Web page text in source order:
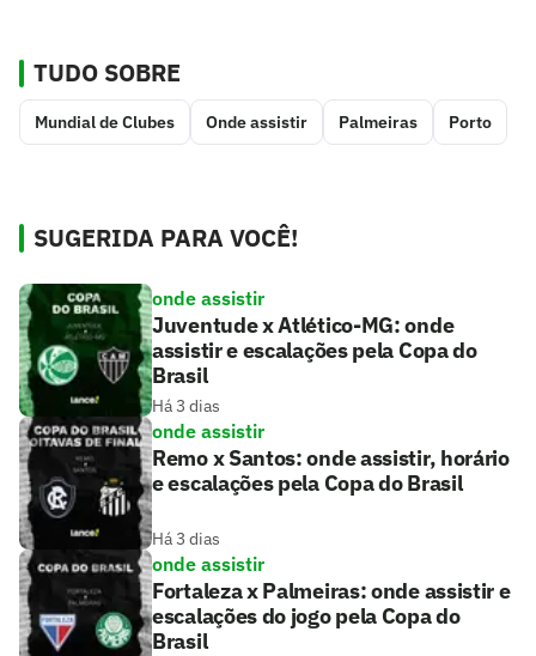
TUDO SOBRE
Mundial de Clubes Onde assistir Palmeiras Porto
SUGERIDA PARA VOCÊ!
onde assistir
Juventude x Atlético-MG: onde
assistir e escalações pela Copa do
Brasil
Há 3 dias
onde assistir
Remo x Santos: onde assistir, horário
e escalações pela Copa do Brasil
Há 3 dias
onde assistir
Fortaleza x Palmeiras: onde assistir e
escalações do jogo pela Copa do
Brasil